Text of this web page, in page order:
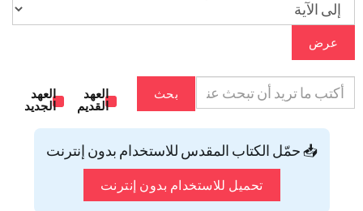
عرض
بحث
العهد
القديم
العهد
الجديد
📥 حمّل الكتاب المقدس للاستخدام بدون إنترنت
تحميل للاستخدام بدون إنترنت